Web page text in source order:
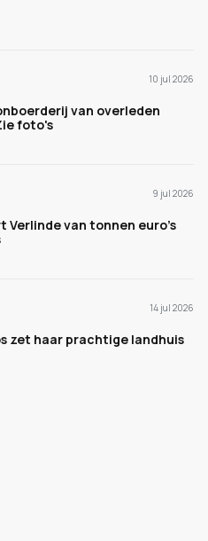
10 jul 2026
van overleden
foto's
9 jul 2026
Verlinde van tonnen euro's
14 jul 2026
zet haar prachtige landhuis